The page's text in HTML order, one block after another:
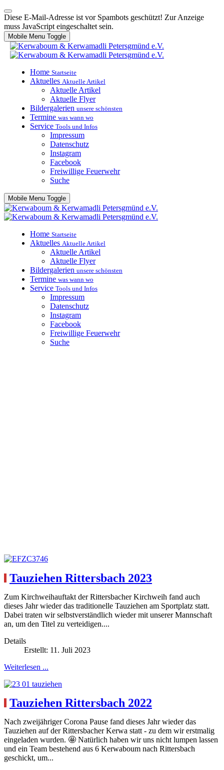
Diese E-Mail-Adresse ist vor Spambots geschützt! Zur Anzeige
muss JavaScript eingeschaltet sein.
Mobile Menu Toggle
Home Startseite
Aktuelles Aktuelle Artikel
Aktuelle Artikel
Aktuelle Flyer
Bildergalerien unsere schönsten
Termine was wann wo
Service Tools und Infos
Impressum
Datenschutz
Instagram
Facebook
Freiwillige Feuerwehr
Suche
Mobile Menu Toggle
Home Startseite
Aktuelles Aktuelle Artikel
Aktuelle Artikel
Aktuelle Flyer
Bildergalerien unsere schönsten
Termine was wann wo
Service Tools und Infos
Impressum
Datenschutz
Instagram
Facebook
Freiwillige Feuerwehr
Suche
Tauziehen Rittersbach 2023
Zum Kirchweihauftakt der Rittersbacher Kirchweih fand auch
dieses Jahr wieder das traditionelle Tauziehen am Sportplatz statt.
Dabei traten wir selbstverständlich wieder mit unserer Mannschaft
an, um den Titel zu verteidigen....
Details
Erstellt: 11. Juli 2023
Weiterlesen ...
Tauziehen Rittersbach 2022
Nach zweijähriger Corona Pause fand dieses Jahr wieder das
Tauziehen auf der Rittersbacher Kerwa statt - zu dem wir erstmalig
eingeladen wurden. 🤩 Natürlich haben wir uns nicht lumpen lassen
und ein Team bestehend aus 6 Kerwaboum nach Rittersbach
geschickt, um...